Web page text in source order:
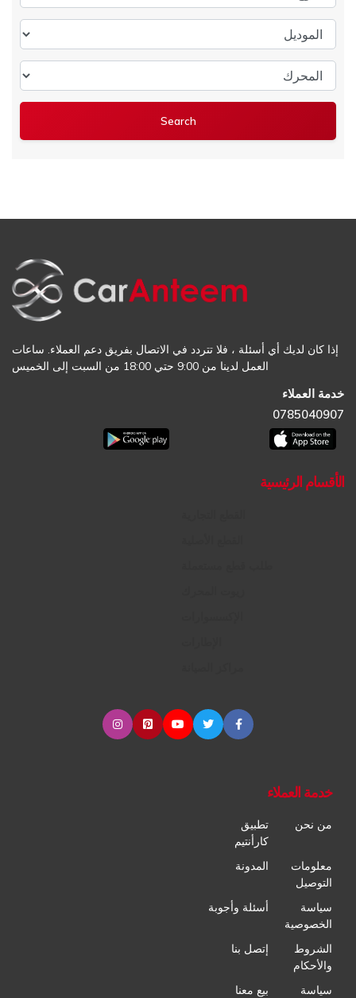
الموديل
المحرك
إذا كان لديك أي أسئلة ، فلا تتردد في الاتصال بفريق دعم العملاء. ساعات
العمل لدينا من 9:00 حتي 18:00 من السبت إلى الخميس
خدمة العملاء
0785040907
الأقسام الرئيسية
خدمة العملاء
من نحن
تطبيق
كارأنتيم
معلومات
التوصيل
المدونة
سياسة
الخصوصية
أسئلة وأجوبة
الشروط
والأحكام
إتصل بنا
سياسة بيع معنا